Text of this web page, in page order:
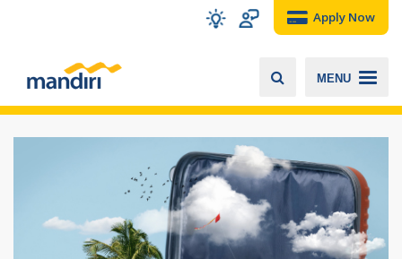
Apply Now
MENU